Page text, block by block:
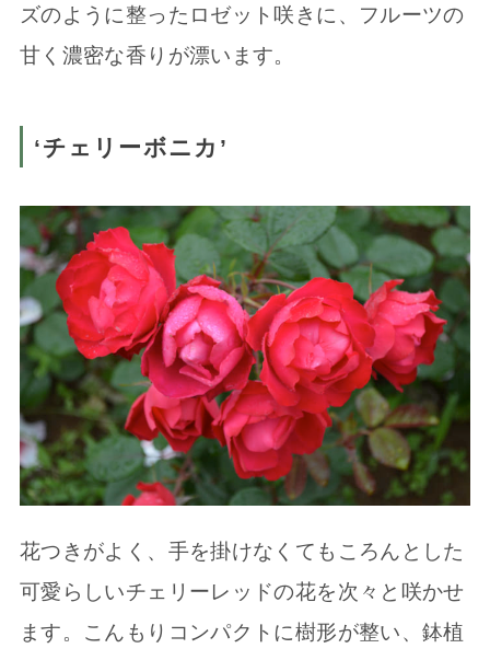
ズのように整ったロゼット咲きに、フルーツの
甘く濃密な香りが漂います。
‘チェリーボニカ’
花つきがよく、手を掛けなくてもころんとした
可愛らしいチェリーレッドの花を次々と咲かせ
ます。こんもりコンパクトに樹形が整い、鉢植